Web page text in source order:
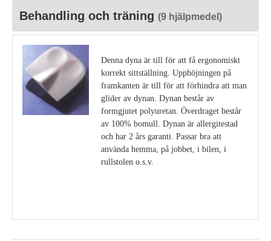
Behandling och träning (9 hjälpmedel)
Denna dyna är till för att få ergonomiskt
korrekt sittställning. Upphöjningen på
framkanten är till för att förhindra att man
glider av dynan. Dynan består av
formgjutet polyuretan. Överdraget består
av 100% bomull. Dynan är allergitestad
och har 2 års garanti. Passar bra att
använda hemma, på jobbet, i bilen, i
rullstolen o.s.v.